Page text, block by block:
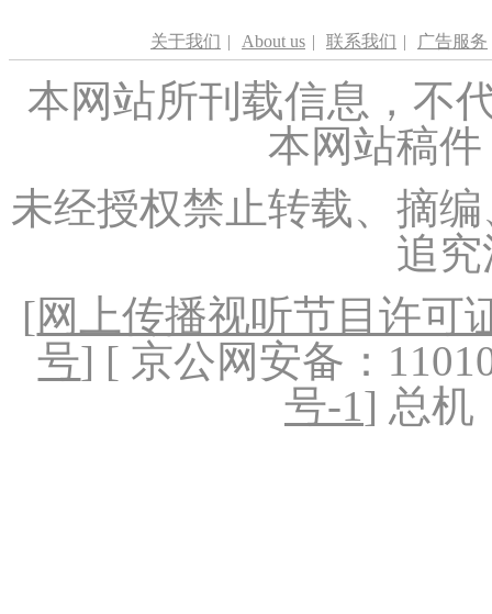
关于我们 | About us | 联系我们 | 广告服务
本网站所刊载信息，不
本网站稿
未经授权禁止转载、摘
追
[网上传播视听节目许可
号] [ 京公网安备：
号-1] 总机